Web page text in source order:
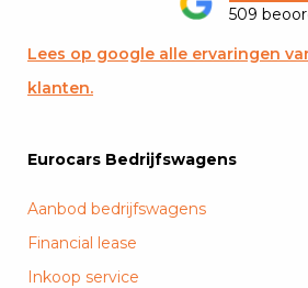
509
Lees op google alle ervaringen
klanten.
Eurocars Bedrijfswagens
Aanbod bedrijfswagens
Financial lease
Inkoop service